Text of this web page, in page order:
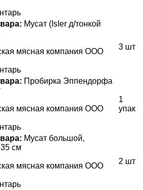
Мусат (IsIer д/тонкой
мясная компания ООО
3 шт
Пробирка Эппендорфа
мясная компания ООО
1
упак
Мусат большой,
см
мясная компания ООО
2 шт